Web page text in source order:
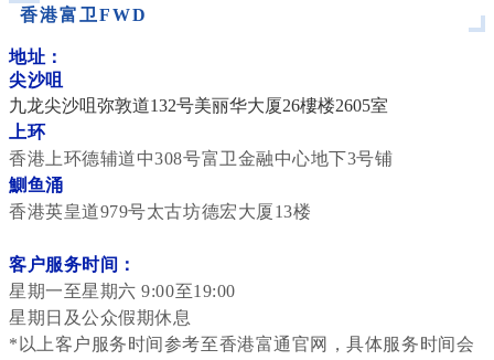
香港富卫FWD
地址：
尖沙咀
九龙尖沙咀弥敦道132号美丽华大厦26樓楼2605室
上环
香港上环德辅道中308号富卫金融中心地下3号铺
鰂鱼涌
香港英皇道979号太古坊德宏大厦13楼
客户服务时间：
星期一至星期六 9:00至19:00
星期日及公众假期休息
*以上客户服务时间参考至香港富通官网，具体服务时间会